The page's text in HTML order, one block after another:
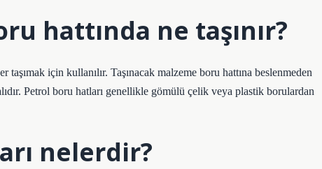
hattında ne taşınır?
için kullanılır. Taşınacak malzeme boru hattına beslenmeden
Petrol boru hatları genellikle gömülü çelik veya plastik borulardan
nelerdir?